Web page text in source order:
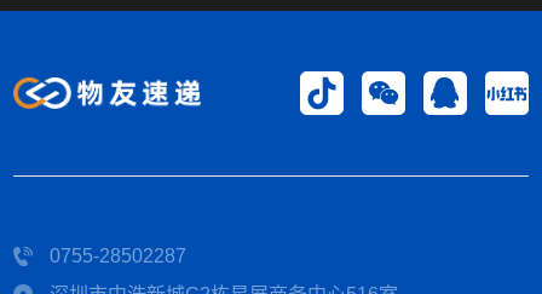
0755-28502287